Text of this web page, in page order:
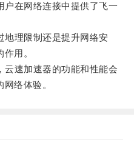
在网络连接中提供了飞一
理限制还是提升网络安
用。
速加速器的功能和性能会
络体验。